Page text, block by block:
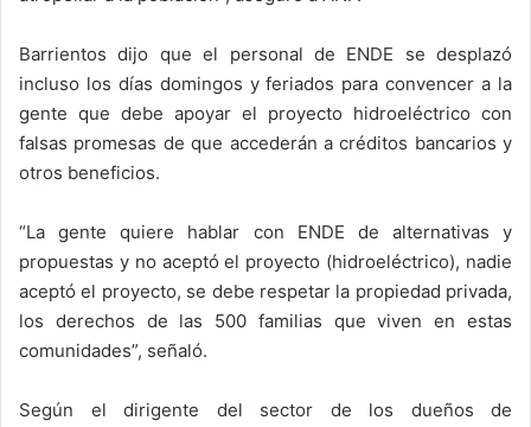
Barrientos dijo que el personal de ENDE se desplazó
incluso los días domingos y feriados para convencer a la
gente que debe apoyar el proyecto hidroeléctrico con
falsas promesas de que accederán a créditos bancarios y
otros beneficios.
“La gente quiere hablar con ENDE de alternativas y
propuestas y no aceptó el proyecto (hidroeléctrico), nadie
aceptó el proyecto, se debe respetar la propiedad privada,
los derechos de las 500 familias que viven en estas
comunidades”, señaló.
Según el dirigente del sector de los dueños de